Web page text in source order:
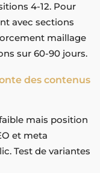
4-12. Pour
avec sections
maillage
sur 60-90 jours.
des contenus
mais position
et meta
Test de variantes